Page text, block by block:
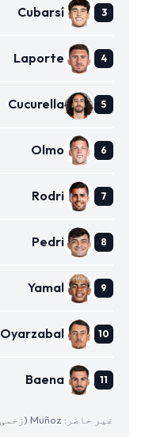
Cubarsí
Laporte
Cucurella
Olmo
Rodri
Pedri
Yamal
Oyarzabal
Baena
غیر حاضر: Muñoz (زخمی), Pino (زخمی), N. Williams (زخمی)